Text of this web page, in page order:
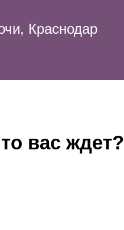
Краснодар
вас ждет?